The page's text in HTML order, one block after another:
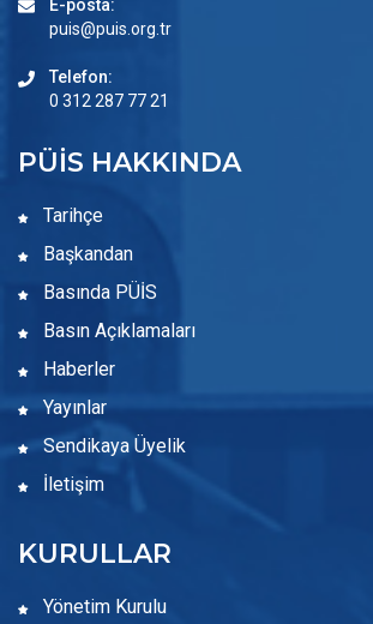
E-posta:
puis@puis.org.tr
Telefon:
0 312 287 77 21
PÜİS HAKKINDA
Tarihçe
Başkandan
Basında PÜİS
Basın Açıklamaları
Haberler
Yayınlar
Sendikaya Üyelik
İletişim
KURULLAR
Yönetim Kurulu